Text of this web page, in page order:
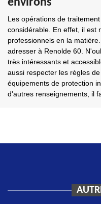
environs
Les opérations de
considérable. En effet, il est
professionnels en la
adresser à Renolde 60.
très intéressants et
aussi respecter les règles
équipements de protection
d'autres renseignements, il